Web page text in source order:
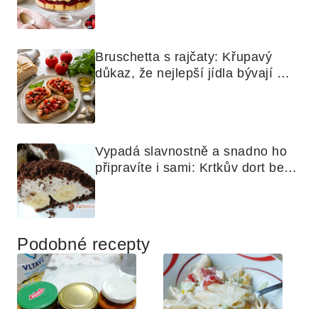
Bruschetta s rajčaty: Křupavý
důkaz, že nejlepší jídla bývají
Vypadá slavnostně a snadno ho
připravíte i sami: Krtkův dort bez
Podobné recepty